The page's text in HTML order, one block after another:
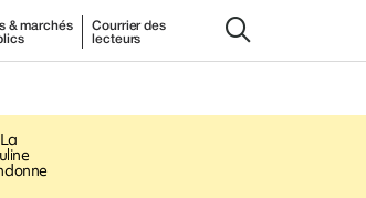
& marchés
Courrier des
lecteurs